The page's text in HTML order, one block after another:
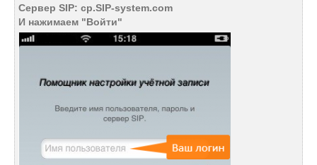
Сервер SIP: cp.SIP-system.com
И нажимаем "Войти"